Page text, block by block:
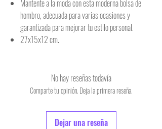
Mantente a la moda con esta moderna bolsa de
hombro, adecuada para varias ocasiones y
garantizada para mejorar tu estilo personal.
27x15x12 cm.
No hay reseñas todavía
Comparte tu opinión. Deja la primera reseña.
Dejar una reseña